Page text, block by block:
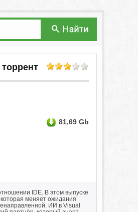
81,69 Gb
IDE. В этом выпуске
меняет ожидания
ИИ в Visual